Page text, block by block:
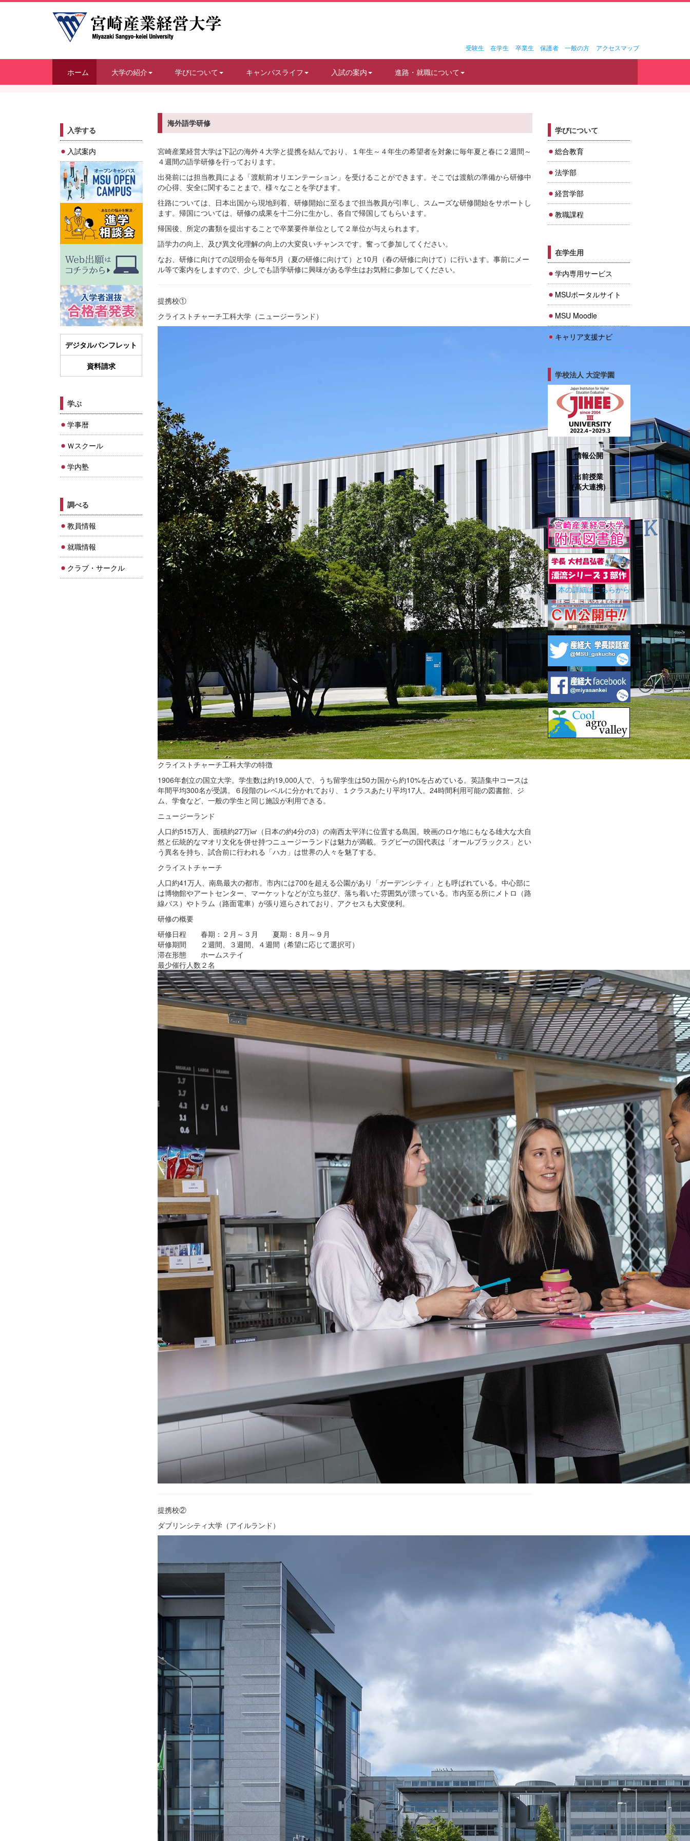
受験生 在学生 卒業生 保護者 一般の方 アクセスマップ
ホーム 大学の紹介 学びについて キャンパスライフ 入試の案内 進路・就職について
入学する
入試案内
デジタルパンフレット
資料請求
学ぶ
学事暦
Ｗスクール
学内塾
調べる
教員情報
就職情報
クラブ・サークル
海外語学研修
宮崎産業経営大学は下記の海外４大学と提携を結んでおり、１年生～４年生の希望者を対象に毎年夏と春に２週間～
４週間の語学研修を行っております。
出発前には担当教員による「渡航前オリエンテーション」を受けることができます。そこでは渡航の準備から研修中
の心得、安全に関することまで、様々なことを学びます。
往路については、日本出国から現地到着、研修開始に至るまで担当教員が引率し、スムーズな研修開始をサポートし
ます。帰国については、研修の成果を十二分に生かし、各自で帰国してもらいます。
帰国後、所定の書類を提出することで卒業要件単位として２単位が与えられます。
語学力の向上、及び異文化理解の向上の大変良いチャンスです。奮って参加してください。
なお、研修に向けての説明会を毎年5月（夏の研修に向けて）と10月（春の研修に向けて）に行います。事前にメー
ル等で案内をしますので、少しでも語学研修に興味がある学生はお気軽に参加してください。
提携校①
クライストチャーチ工科大学（ニュージーランド）
クライストチャーチ工科大学の特徴
1906年創立の国立大学。学生数は約19,000人で、うち留学生は50カ国から約10%を占めている。英語集中コースは
年間平均300名が受講。６段階のレベルに分かれており、１クラスあたり平均17人。24時間利用可能の図書館、ジ
ム、学食など、一般の学生と同じ施設が利用できる。
ニュージーランド
人口約515万人、面積約27万㎢（日本の約4分の3）の南西太平洋に位置する島国。映画のロケ地にもなる雄大な大自
然と伝統的なマオリ文化を併せ持つニュージーランドは魅力が満載。ラグビーの国代表は「オールブラックス」とい
う異名を持ち、試合前に行われる「ハカ」は世界の人々を魅了する。
クライストチャーチ
人口約41万人、南島最大の都市。市内には700を超える公園があり「ガーデンシティ」とも呼ばれている。中心部に
は博物館やアートセンター、マーケットなどが立ち並び、落ち着いた雰囲気が漂っている。市内至る所にメトロ（路
線バス）やトラム（路面電車）が張り巡らされており、アクセスも大変便利。
研修の概要
研修日程
春期：２月～３月 夏期：８月～９月
研修期間
２週間、３週間、４週間 （希望に応じて選択可）
滞在形態
ホームステイ
最少催行人数 ２名
提携校②
ダブリンシティ大学（アイルランド）
学びについて
総合教育
法学部
経営学部
教職課程
在学生用
学内専用サービス
MSUポータルサイト
MSU Moodle
キャリア支援ナビ
学校法人 大淀学園
情報公開
出前授業
(高大連携)
本の詳細はこちらから